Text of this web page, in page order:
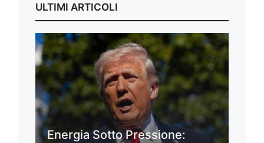
ULTIMI ARTICOLI
Energia Sotto Pressione: